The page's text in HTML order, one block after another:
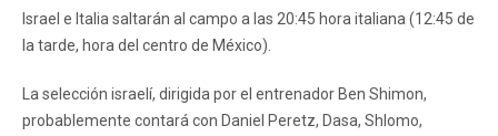
Israel e Italia saltarán al campo a las 20:45 hora italiana (12:45 de
la tarde, hora del centro de México).
La selección israelí, dirigida por el entrenador Ben Shimon,
probablemente contará con Daniel Peretz, Dasa, Shlomo,